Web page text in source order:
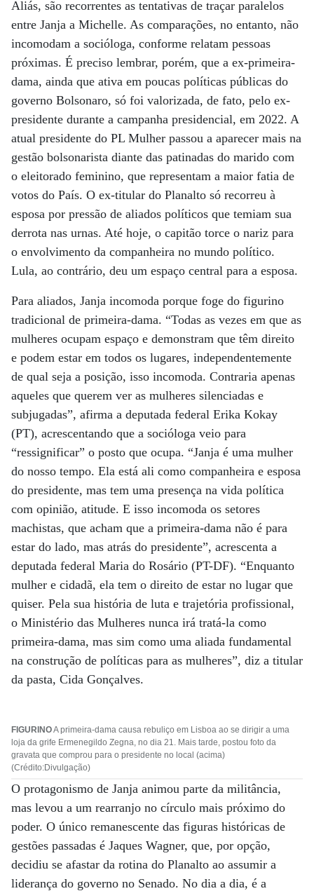
Aliás, são recorrentes as tentativas de traçar paralelos
entre Janja a Michelle. As comparações, no entanto, não
incomodam a socióloga, conforme relatam pessoas
próximas. É preciso lembrar, porém, que a ex-primeira-
dama, ainda que ativa em poucas políticas públicas do
governo Bolsonaro, só foi valorizada, de fato, pelo ex-
presidente durante a campanha presidencial, em 2022. A
atual presidente do PL Mulher passou a aparecer mais na
gestão bolsonarista diante das patinadas do marido com
o eleitorado feminino, que representam a maior fatia de
votos do País. O ex-titular do Planalto só recorreu à
esposa por pressão de aliados políticos que temiam sua
derrota nas urnas. Até hoje, o capitão torce o nariz para
o envolvimento da companheira no mundo político.
Lula, ao contrário, deu um espaço central para a esposa.
Para aliados, Janja incomoda porque foge do figurino
tradicional de primeira-dama. “Todas as vezes em que as
mulheres ocupam espaço e demonstram que têm direito
e podem estar em todos os lugares, independentemente
de qual seja a posição, isso incomoda. Contraria apenas
aqueles que querem ver as mulheres silenciadas e
subjugadas”, afirma a deputada federal Erika Kokay
(PT), acrescentando que a socióloga veio para
“ressignificar” o posto que ocupa. “Janja é uma mulher
do nosso tempo. Ela está ali como companheira e esposa
do presidente, mas tem uma presença na vida política
com opinião, atitude. E isso incomoda os setores
machistas, que acham que a primeira-dama não é para
estar do lado, mas atrás do presidente”, acrescenta a
deputada federal Maria do Rosário (PT-DF). “Enquanto
mulher e cidadã, ela tem o direito de estar no lugar que
quiser. Pela sua história de luta e trajetória profissional,
o Ministério das Mulheres nunca irá tratá-la como
primeira-dama, mas sim como uma aliada fundamental
na construção de políticas para as mulheres”, diz a titular
da pasta, Cida Gonçalves.
FIGURINOA primeira-dama causa rebuliço em Lisboa ao se dirigir a uma
loja da grife Ermenegildo Zegna, no dia 21. Mais tarde, postou foto da
gravata que comprou para o presidente no local (acima)
(Crédito:Divulgação)
O protagonismo de Janja animou parte da militância,
mas levou a um rearranjo no círculo mais próximo do
poder. O único remanescente das figuras históricas de
gestões passadas é Jaques Wagner, que, por opção,
decidiu se afastar da rotina do Planalto ao assumir a
liderança do governo no Senado. No dia a dia, é a